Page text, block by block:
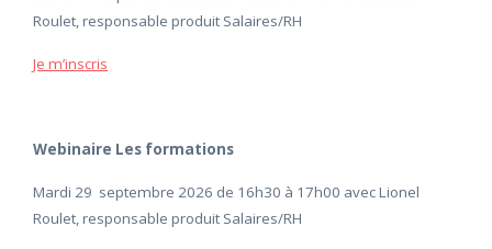
Roulet, responsable produit Salaires/RH
Je m’inscris
Webinaire Les formations
Mardi 29 septembre 2026 de 16h30 à 17h00 avec Lionel
Roulet, responsable produit Salaires/RH